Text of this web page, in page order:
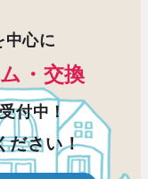
中心に
・交換
付中！
ださい！